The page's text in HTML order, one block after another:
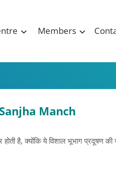
Members
Manch
है, क्‍योंकि ये विशाल भूभाग प्रदूषण